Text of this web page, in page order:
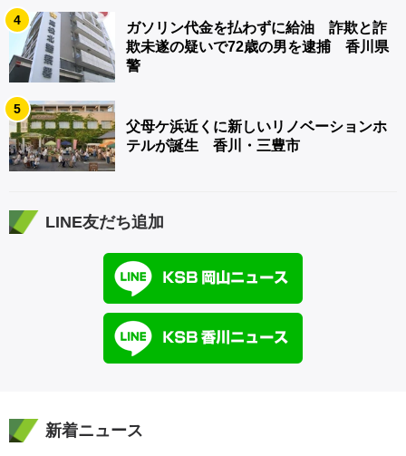
4
ガソリン代金を払わずに給油 詐欺と詐
欺未遂の疑いで72歳の男を逮捕 香川県
警
5
父母ケ浜近くに新しいリノベーションホ
テルが誕生 香川・三豊市
LINE友だち追加
新着ニュース